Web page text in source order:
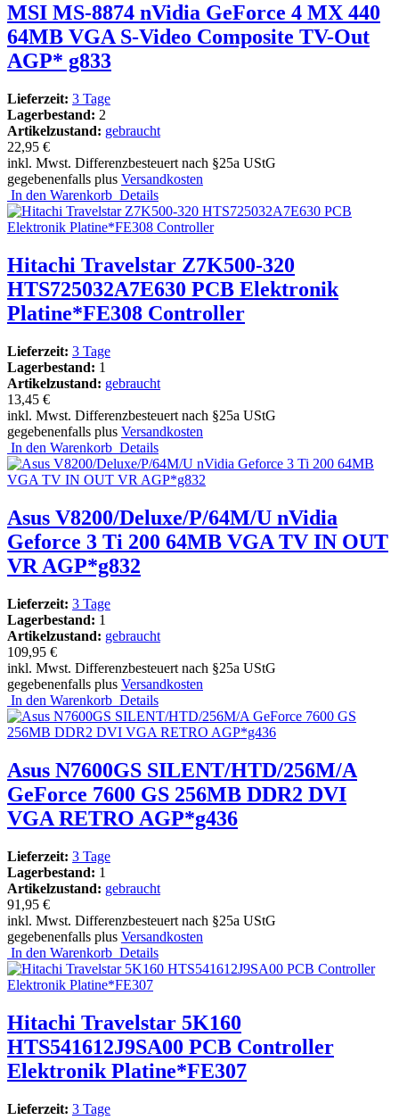
MSI MS-8874 nVidia GeForce 4 MX 440
64MB VGA S-Video Composite TV-Out
AGP* g833
Lieferzeit: 3 Tage
Lagerbestand: 2
Artikelzustand: gebraucht
22,95 €
inkl. Mwst. Differenzbesteuert nach §25a UStG
gegebenenfalls plus Versandkosten
In den Warenkorb Details
Hitachi Travelstar Z7K500-320
HTS725032A7E630 PCB Elektronik
Platine*FE308 Controller
Lieferzeit: 3 Tage
Lagerbestand: 1
Artikelzustand: gebraucht
13,45 €
inkl. Mwst. Differenzbesteuert nach §25a UStG
gegebenenfalls plus Versandkosten
In den Warenkorb Details
Asus V8200/Deluxe/P/64M/U nVidia
Geforce 3 Ti 200 64MB VGA TV IN OUT
VR AGP*g832
Lieferzeit: 3 Tage
Lagerbestand: 1
Artikelzustand: gebraucht
109,95 €
inkl. Mwst. Differenzbesteuert nach §25a UStG
gegebenenfalls plus Versandkosten
In den Warenkorb Details
Asus N7600GS SILENT/HTD/256M/A
GeForce 7600 GS 256MB DDR2 DVI
VGA RETRO AGP*g436
Lieferzeit: 3 Tage
Lagerbestand: 1
Artikelzustand: gebraucht
91,95 €
inkl. Mwst. Differenzbesteuert nach §25a UStG
gegebenenfalls plus Versandkosten
In den Warenkorb Details
Hitachi Travelstar 5K160
HTS541612J9SA00 PCB Controller
Elektronik Platine*FE307
Lieferzeit: 3 Tage